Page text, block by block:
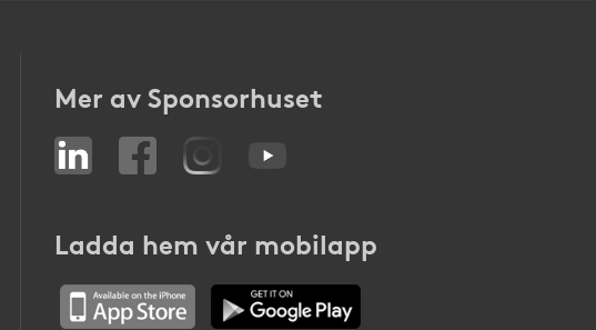
Mer av Sponsorhuset
Ladda hem vår mobilapp